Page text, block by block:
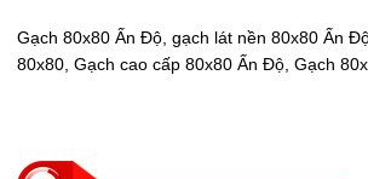
Gạch 80x80 Ấn Độ, gạch lát nền 80x80 Ấn
80x80, Gạch cao cấp 80x80 Ấn Độ, Gạch